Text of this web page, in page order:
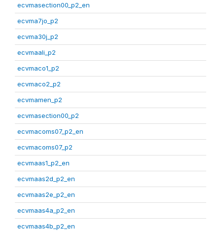
ecvmasection00_p2_en
ecvma7jo_p2
ecvma30j_p2
ecvmaali_p2
ecvmaco1_p2
ecvmaco2_p2
ecvmamen_p2
ecvmasection00_p2
ecvmacoms07_p2_en
ecvmacoms07_p2
ecvmaas1_p2_en
ecvmaas2d_p2_en
ecvmaas2e_p2_en
ecvmaas4a_p2_en
ecvmaas4b_p2_en